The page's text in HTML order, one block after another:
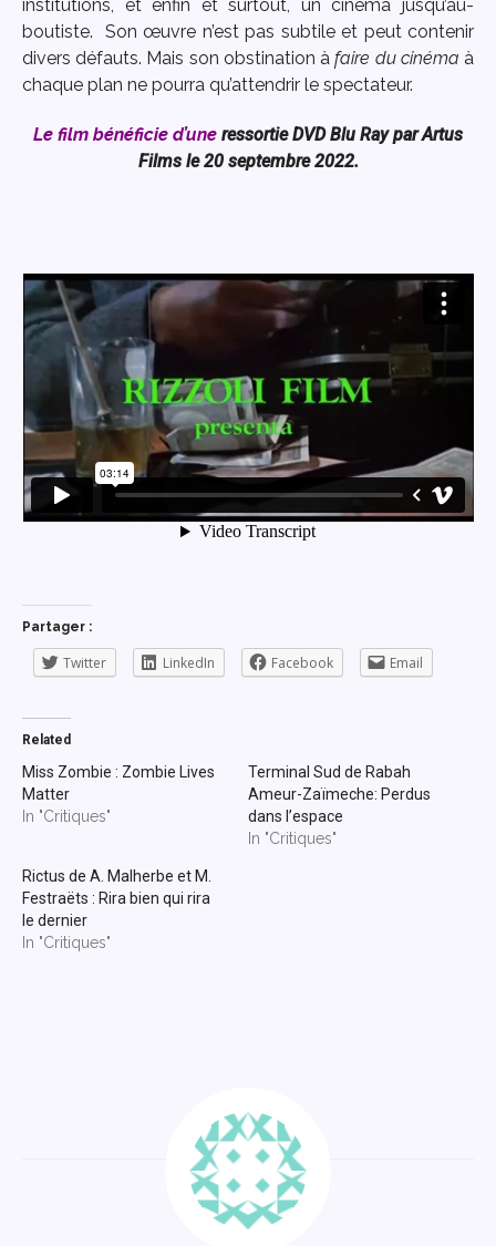
institutions, et enfin et surtout, un cinéma jusqu’au-
boutiste. Son œuvre n’est pas subtile et peut contenir
divers défauts. Mais son obstination àfaire du cinéma à
chaque plan ne pourra qu’attendrir le spectateur.
Le film bénéficie d’une ressortie DVD Blu Ray par Artus
Films le 20 septembre 2022.
Partager :
Twitter LinkedIn Facebook Email
Related
Miss Zombie : Zombie Lives
Matter
In "Critiques"
Terminal Sud de Rabah
Ameur-Zaïmeche: Perdus
dans l’espace
In "Critiques"
Rictus de A. Malherbe et M.
Festraëts : Rira bien qui rira
le dernier
In "Critiques"